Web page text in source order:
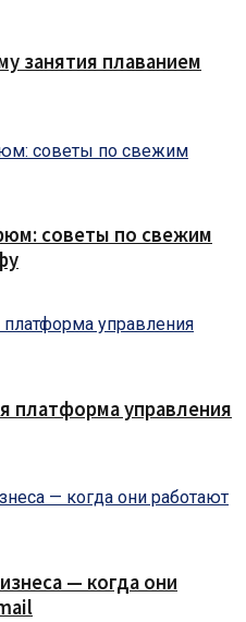
занятия плаванием
советы по свежим
платформа управления
— когда они